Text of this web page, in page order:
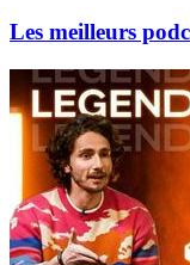
Les meilleurs